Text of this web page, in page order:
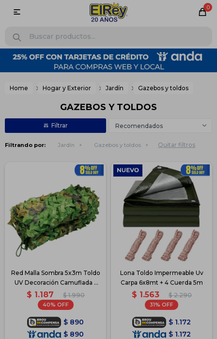
0

Home Hogar y Exterior Jardín Gazebos y toldos
GAZEBOS Y TOLDOS
Recomendados
Filtrando por: Jardín Gazebos y toldos Quitar filtros
Red Malla Sombra 5x3m Toldo
UV Decoración Camuflada -
Verde
$ 1.187 $ 1.990
40
$ 890
$ 890
Lona Toldo Impermeable Uv
Carpa 6x8mt + 4 Cuerda 5m
$ 1.563 $ 2.290
31
$ 1.172
$ 1.172